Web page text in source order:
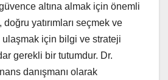
altına almak için önemli
doğru yatırımları seçmek ve
için bilgi ve strateji
gerekli bir tutumdur. Dr.
danışmanı olarak